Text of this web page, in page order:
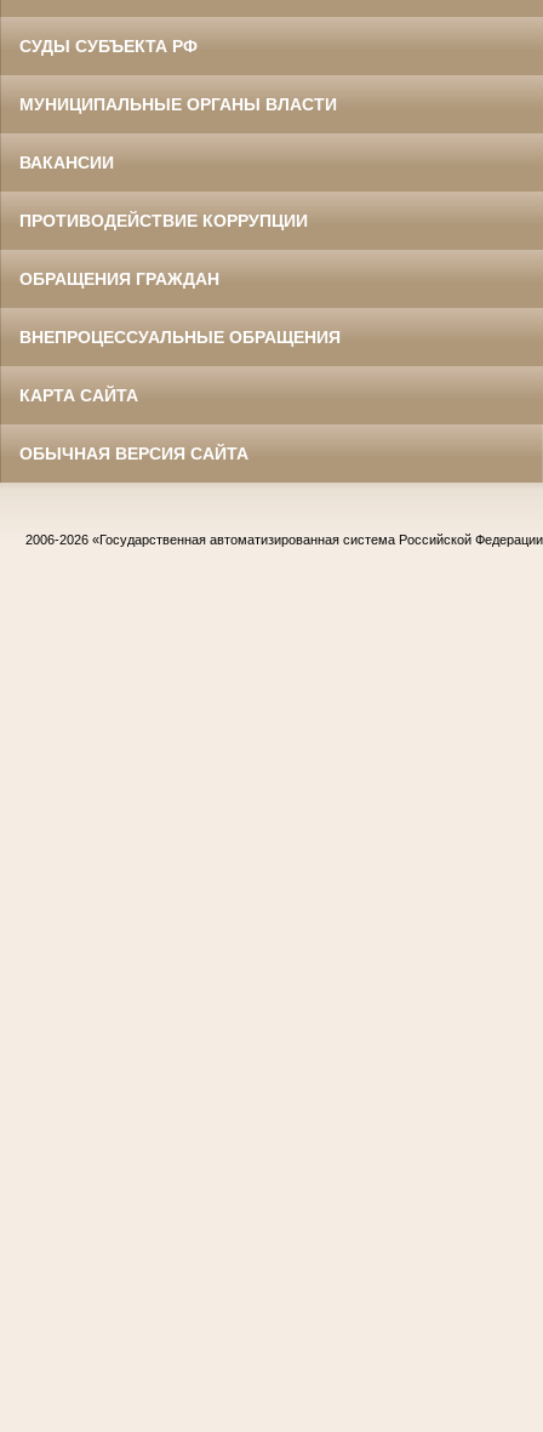
СУДЫ СУБЪЕКТА РФ
МУНИЦИПАЛЬНЫЕ ОРГАНЫ ВЛАСТИ
ВАКАНСИИ
ПРОТИВОДЕЙСТВИЕ КОРРУПЦИИ
ОБРАЩЕНИЯ ГРАЖДАН
ВНЕПРОЦЕССУАЛЬНЫЕ ОБРАЩЕНИЯ
КАРТА САЙТА
ОБЫЧНАЯ ВЕРСИЯ САЙТА
2006-2026 «Государственная автоматизированная система Российской